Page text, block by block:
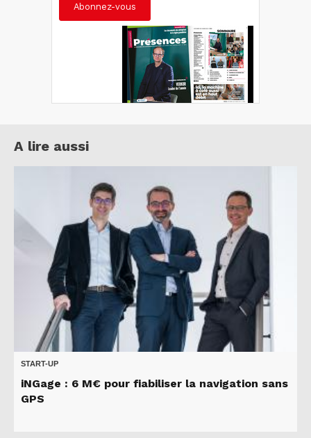
Abonnez-vous
A lire aussi
START-UP
iNGage : 6 M€ pour fiabiliser la navigation sans
GPS